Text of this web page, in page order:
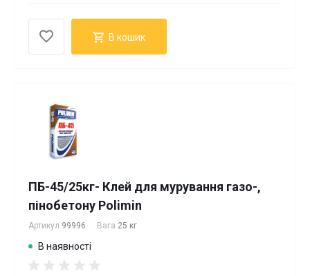
В кошик
ПБ-45/25кг- Клей для мурування газо-,
пінобетону Polimin
Артикул 99996 Вага 25 кг
В наявності